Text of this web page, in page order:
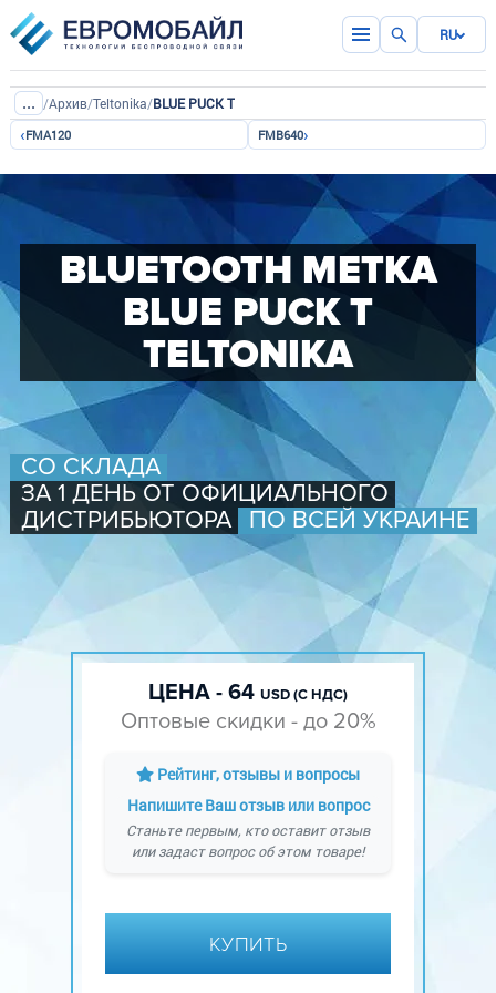
RU
... /Архив/Teltonika/BLUE PUCK T
‹FMA120 FMB640›
BLUETOOTH МЕТКА
BLUE PUCK T
TELTONIKA
СО СКЛАДА
ЗА 1 ДЕНЬ ОТ ОФИЦИАЛЬНОГО
ДИСТРИБЬЮТОРА
ПО ВСЕЙ УКРАИНЕ
ЦЕНА - 64 USD (С НДС)
Оптовые скидки - до 20%
Рейтинг, отзывы и вопросы
Напишите Ваш отзыв или вопрос
Станьте первым, кто оставит отзыв
или задаст вопрос об этом товаре!
КУПИТЬ